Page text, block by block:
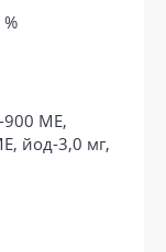
900 МЕ,
йод-3,0 мг,